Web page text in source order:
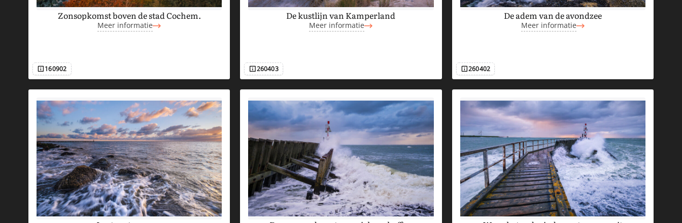
Zonsopkomst boven de stad Cochem.
Meer informatie
Afbeeldingsnummer
160902
De kustlijn van Kamperland
Meer informatie
Afbeeldingsnummer
260403
De adem van de avondzee
Meer informatie
Afbeeldingsnummer
260402